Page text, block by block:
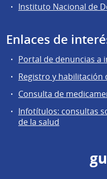
Instituto Nacional de
Enlaces de
Portal de denuncias a
Registro y habilitación
Consulta de
Infotítulos: consultas
de la salud